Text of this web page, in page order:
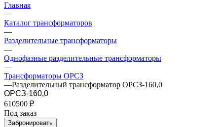
Главная
—
Каталог трансформаторов
—
Разделительные трансформаторы
—
Однофазные разделительные трансформаторы
—
Трансформаторы ОРСЗ
—Разделительный трансформатор ОРСЗ-160,0
ОРСЗ-160,0
610500 ₽
Под заказ
Забронировать